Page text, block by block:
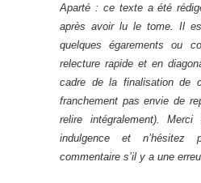
Aparté : ce texte a été
après avoir lu le tome. Il
quelques égarements ou
relecture rapide et en
cadre de la finalisation de
franchement pas envie de
relire intégralement). Merci
indulgence et
commentaire s’il y a une